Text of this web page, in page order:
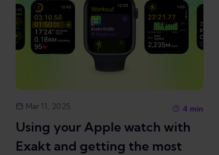
Mar 11, 2025 4 min
Using your Apple watch with
Exakt and getting the most